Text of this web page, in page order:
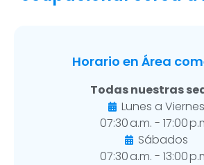
Horario en Área
Todas nuestras
Lunes a Viernes
07:30 a.m. - 17:00
Sábados
07:30 a.m. - 13:00